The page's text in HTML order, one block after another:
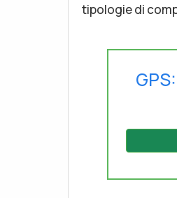
tipologie di